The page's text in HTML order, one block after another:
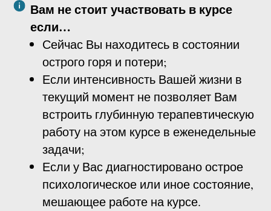
Вам не стоит участвовать в курсе
если…
Сейчас Вы находитесь в состоянии
острого горя и потери;
Если интенсивность Вашей жизни в
текущий момент не позволяет Вам
встроить глубинную терапевтическую
работу на этом курсе в еженедельные
задачи;
Если у Вас диагностировано острое
психологическое или иное состояние,
мешающее работе на курсе.